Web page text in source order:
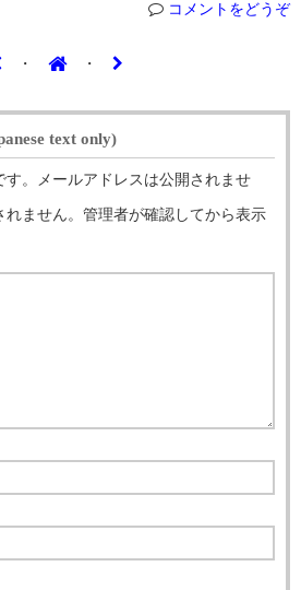
コメントをどうぞ
・ ・
text only)
す。メールアドレスは公開されませ
れません。管理者が確認してから表示